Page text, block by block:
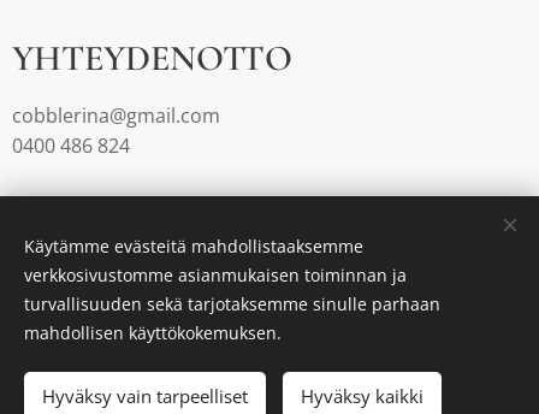
Lisää ostoskoriin
YHTEYDENOTTO
cobblerina@gmail.com
0400 486 824
LuotuWebnodella Evästeet
Käytämme evästeitä mahdollistaaksemme
verkkosivustomme asianmukaisen toiminnan ja
turvallisuuden sekä tarjotaksemme sinulle parhaan
mahdollisen käyttökokemuksen.
Hyväksy vain tarpeelliset Hyväksy kaikki